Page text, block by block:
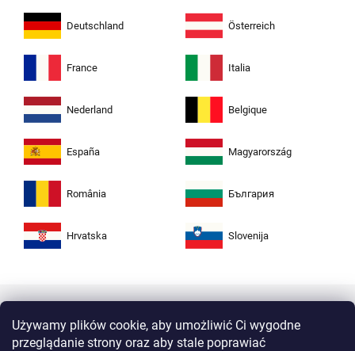
Używamy plików cookie, aby umożliwić Ci wygodne
przeglądanie strony oraz aby stale poprawiać
Deutschland Österreich
France Italia
Nederland Belgique
España Magyarország
România България
Hrvatska Slovenija